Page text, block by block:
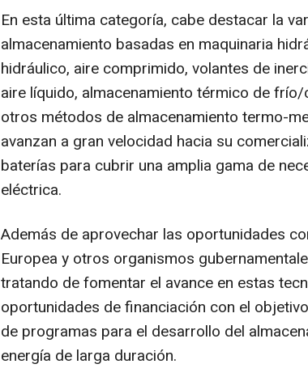
En esta última categoría, cabe destacar la
almacenamiento basadas en maquinaria
hidráulico, aire comprimido, volantes de
aire líquido, almacenamiento térmico de
otros métodos de almacenamiento termo-
avanzan a gran velocidad hacia su
baterías para cubrir una amplia gama de
eléctrica.
Además de aprovechar las oportunidades
Europea y otros organismos
tratando de fomentar el avance en estas
oportunidades de financiación con el
de programas para el desarrollo del
energía de larga duración.